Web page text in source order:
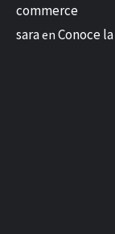
commerce
saraen Conoce